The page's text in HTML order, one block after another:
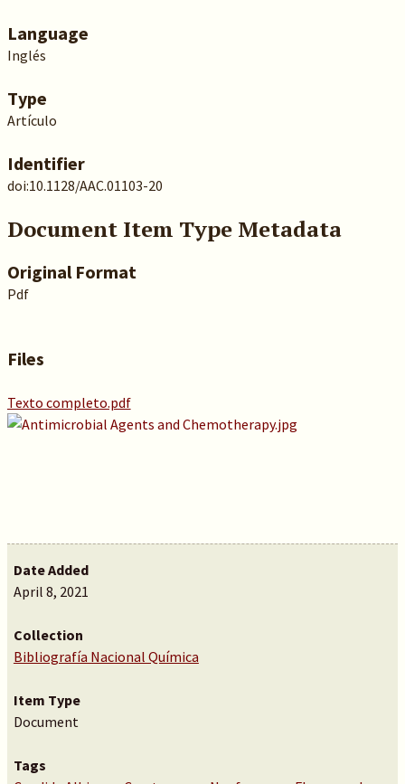
Language
Inglés
Type
Artículo
Identifier
doi:10.1128/AAC.01103-20
Document Item Type Metadata
Original Format
Pdf
Files
Texto completo.pdf
Date Added
April 8, 2021
Collection
Bibliografía Nacional Química
Item Type
Document
Tags